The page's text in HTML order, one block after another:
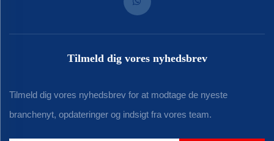
Tilmeld dig vores nyhedsbrev
Tilmeld dig vores nyhedsbrev for at modtage de nyeste
branchenyt, opdateringer og indsigt fra vores team.